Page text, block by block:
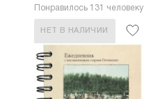
Понравилось 131 человеку
НЕТ В НАЛИЧИИ